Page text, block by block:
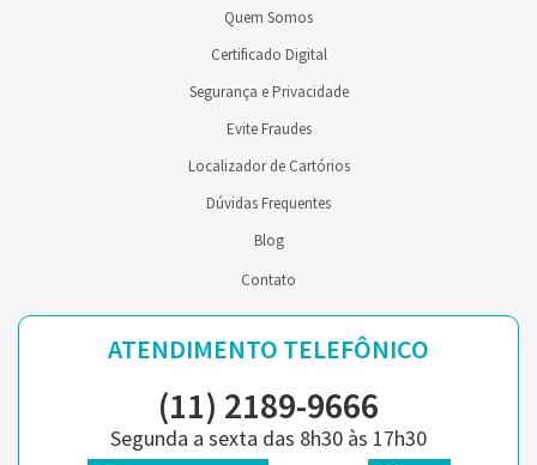
Quem Somos
Certificado Digital
Segurança e Privacidade
Evite Fraudes
Localizador de Cartórios
Dúvidas Frequentes
Blog
Contato
ATENDIMENTO TELEFÔNICO
(11) 2189-9666
Segunda a sexta das 8h30 às 17h30